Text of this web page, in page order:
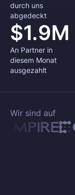
durch uns
abgedeckt
$1.9M
An Partner in
diesem Monat
ausgezahlt
Wir sind auf